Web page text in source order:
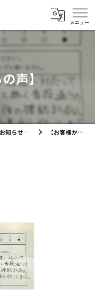
声】
お知らせ・ブログ 【お客様からの声】